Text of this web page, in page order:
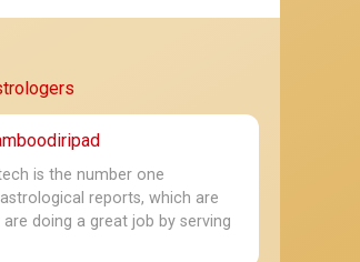
Pranab Kumar Ghorai ★★★★★ Nakaraju Teja Veera
is the number one
reports, which are
doing a great job by serving